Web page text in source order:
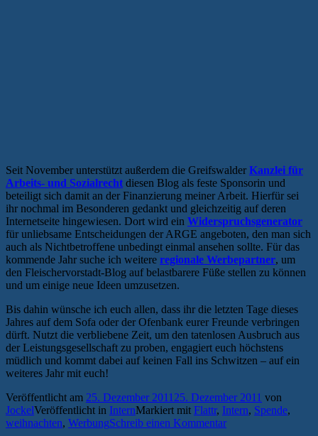
Seit November unterstützt außerdem die Greifswalder Kanzlei für
Arbeits- und Sozialrecht diesen Blog als feste Sponsorin und
beteiligt sich damit an der Finanzierung meiner Arbeit. Hierfür sei
ihr nochmal im Besonderen gedankt und gleichzeitig auf deren
Internetseite hingewiesen. Dort wird ein Widerspruchsgenerator
für unliebsame Entscheidungen der ARGE angeboten, den man sich
auch als Nichtbetroffene unbedingt einmal ansehen sollte. Für das
kommende Jahr suche ich weitere regionale Werbepartner, um
den Fleischervorstadt-Blog auf belastbarere Füße stellen zu können
und um einige neue Ideen umzusetzen.
Bis dahin wünsche ich euch allen, dass ihr die letzten Tage dieses
Jahres auf dem Sofa oder der Ofenbank eurer Freunde verbringen
dürft. Nutzt die verbliebene Zeit, um den tatenlosen Ausbruch aus
der Leistungsgesellschaft zu proben, engagiert euch höchstens
müdlich und kommt dabei auf keinen Fall ins Schwitzen – auf ein
weiteres Jahr mit euch!
Veröffentlicht am 25. Dezember 2011 25. Dezember 2011 von
JockelVeröffentlicht in InternMarkiert mit Flattr, Intern, Spende,
weihnachten, WerbungSchreib einen Kommentar